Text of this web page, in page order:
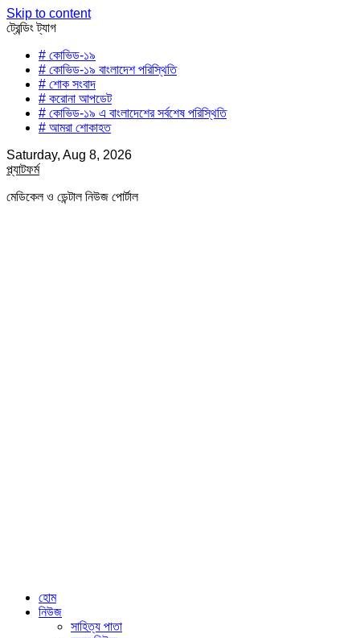
Skip to content
ট্রেন্ডিং ট্যাগ
# কোভিড-১৯
# কোভিড-১৯ বাংলাদেশ পরিস্থিতি
# শোক সংবাদ
# করোনা আপডেট
# কোভিড-১৯ এ বাংলাদেশের সর্বশেষ পরিস্থিতি
# আমরা শোকাহত
Saturday, Aug 8, 2026
প্ল্যাটফর্ম
মেডিকেল ও ডেন্টাল নিউজ পোর্টাল
হোম
নিউজ
সাহিত্য পাতা